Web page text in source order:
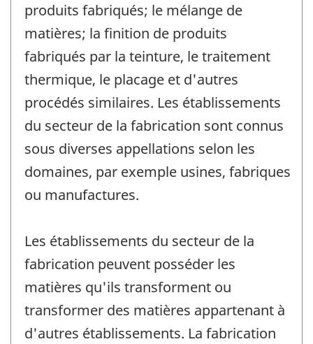
produits fabriqués; le mélange de
matières; la finition de produits
fabriqués par la teinture, le traitement
thermique, le placage et d'autres
procédés similaires. Les établissements
du secteur de la fabrication sont connus
sous diverses appellations selon les
domaines, par exemple usines, fabriques
ou manufactures.
Les établissements du secteur de la
fabrication peuvent posséder les
matières qu'ils transforment ou
transformer des matières appartenant à
d'autres établissements. La fabrication